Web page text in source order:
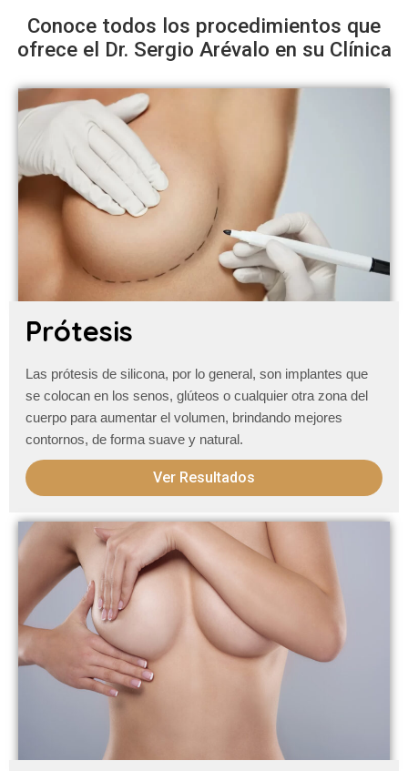
Conoce todos los procedimientos que
ofrece el Dr. Sergio Arévalo en su Clínica
Prótesis
Las prótesis de silicona, por lo general, son implantes que
se colocan en los senos, glúteos o cualquier otra zona del
cuerpo para aumentar el volumen, brindando mejores
contornos, de forma suave y natural.
Ver Resultados